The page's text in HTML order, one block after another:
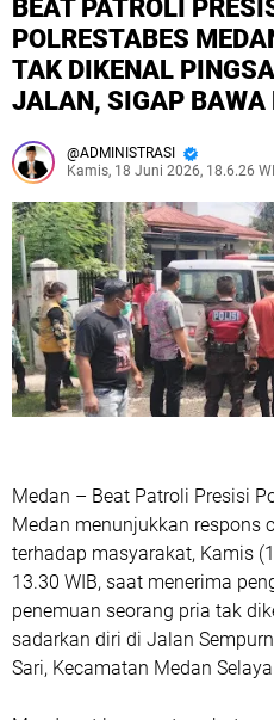
BEAT PATROLI
POLRESTABES
TAK DIKENAL
JALAN, SIGAP BAWA
ADMINISTRASI
Kamis, 18 Juni 2026, 18.6.26
‎Medan – Beat Patroli Presisi
Medan menunjukkan respons
terhadap masyarakat, Kamis
13.30 WIB, saat menerima
penemuan seorang pria tak
sadarkan diri di Jalan
Sari, Kecamatan Medan